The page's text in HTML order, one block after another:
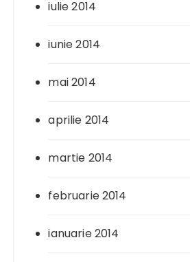
iulie 2014
iunie 2014
mai 2014
aprilie 2014
martie 2014
februarie 2014
ianuarie 2014